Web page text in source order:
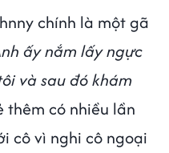
chính là một gã
ấy nắm lấy ngực
và sau đó khám
thêm có nhiều lần
cô vì nghi cô ngoại